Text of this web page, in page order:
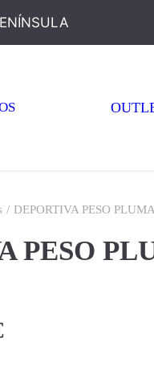
DEPORTIVA PESO
PESO
El